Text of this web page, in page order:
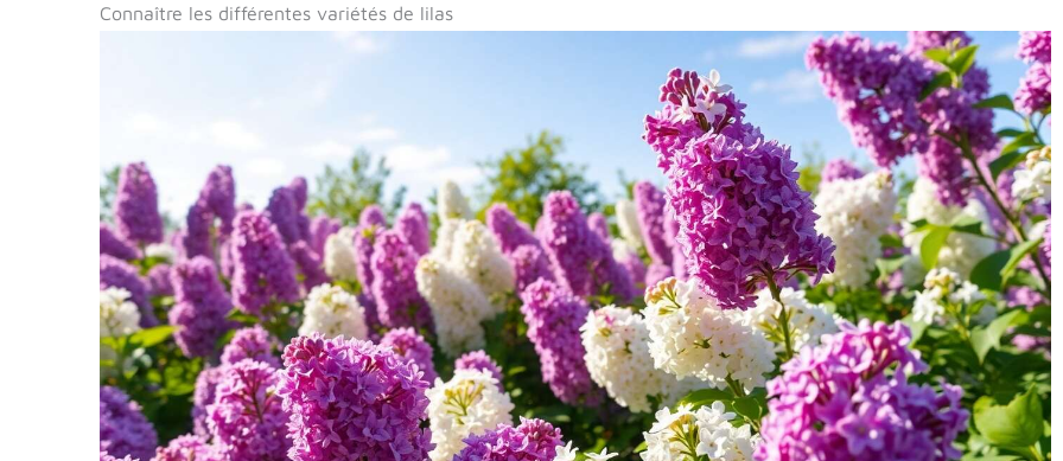
Connaître les différentes variétés de lilas